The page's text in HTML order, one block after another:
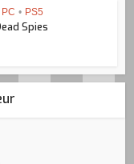
PC • PS5
Spies